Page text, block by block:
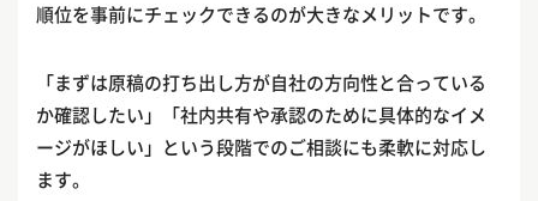
順位を事前にチェックできるのが大きなメリットです。
「まずは原稿の打ち出し方が自社の方向性と合っている
か確認したい」「社内共有や承認のために具体的なイメ
ージがほしい」という段階でのご相談にも柔軟に対応し
ます。